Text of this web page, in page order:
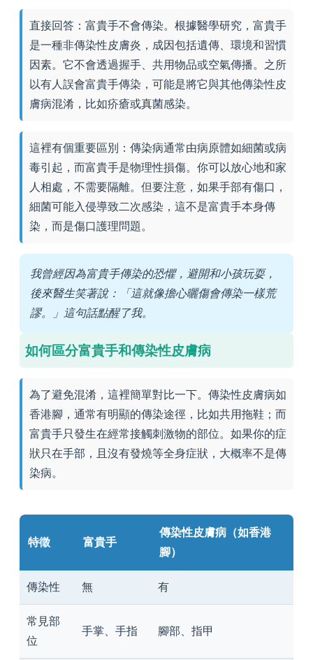
直接回答：富貴手不會傳染。根據醫學研究，富貴手
是一種非傳染性皮膚炎，成因包括遺傳、環境和習慣
因素。它不會透過握手、共用物品或空氣傳播。之所
以有人誤會富貴手傳染，可能是將它與其他傳染性皮
膚病混淆，比如疥瘡或真菌感染。
這裡有個重要區別：傳染病通常由病原體如細菌或病
毒引起，而富貴手是物理性損傷。你可以放心地和家
人相處，不需要隔離。但要注意，如果手部有傷口，
細菌可能入侵導致二次感染，這不是富貴手本身傳
染，而是傷口護理問題。
我曾經因為富貴手傳染的恐懼，避開和小孩玩耍，
後來醫生笑著說：「這就像擔心曬傷會傳染一樣荒
謬。」這句話點醒了我。
如何區分富貴手和傳染性皮膚病
為了避免混淆，這裡簡單對比一下。傳染性皮膚病如
香港腳，通常有明顯的傳染途徑，比如共用拖鞋；而
富貴手只發生在經常接觸刺激物的部位。如果你的症
狀只在手部，且沒有發燒等全身症狀，大概率不是傳
染病。
特徵 富貴手
傳染性皮膚病（如香港
腳）
傳染性 無 有
常見部
位
手掌、手指 腳部、指甲